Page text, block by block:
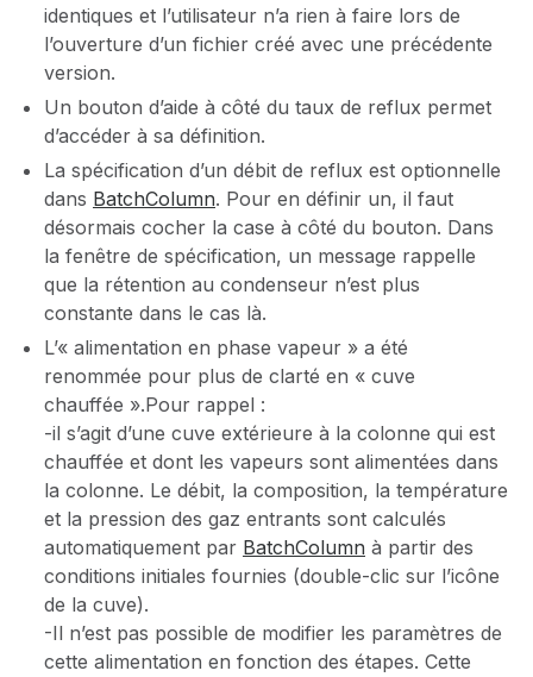
identiques et l’utilisateur n’a rien à faire lors de
l’ouverture d’un fichier créé avec une précédente
version.
Un bouton d’aide à côté du taux de reflux permet
d’accéder à sa définition.
La spécification d’un débit de reflux est optionnelle
dans BatchColumn. Pour en définir un, il faut
désormais cocher la case à côté du bouton. Dans
la fenêtre de spécification, un message rappelle
que la rétention au condenseur n’est plus
constante dans le cas là.
L’« alimentation en phase vapeur » a été
renommée pour plus de clarté en « cuve
chauffée ».Pour rappel :
-il s’agit d’une cuve extérieure à la colonne qui est
chauffée et dont les vapeurs sont alimentées dans
la colonne. Le débit, la composition, la température
et la pression des gaz entrants sont calculés
automatiquement par BatchColumn à partir des
conditions initiales fournies (double-clic sur l’icône
de la cuve).
-Il n’est pas possible de modifier les paramètres de
cette alimentation en fonction des étapes. Cette